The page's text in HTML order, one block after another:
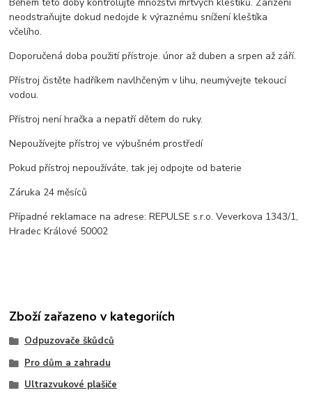
neodstraňujte dokud nedojde k výraznému snížení kleštíka
včelího.
Doporučená doba použití přístroje. únor až duben a srpen až září.
Přístroj čistěte hadříkem navlhčeným v lihu, neumývejte tekoucí
vodou.
Přístroj není hračka a nepatří dětem do ruky.
Nepoužívejte přístroj ve výbušném prostředí
Pokud přístroj nepoužíváte, tak jej odpojte od baterie
Záruka 24 měsíců
Případné reklamace na adrese: REPULSE s.r.o. Veverkova 1343/1,
Hradec Králové 50002
Zboží zařazeno v kategoriích
Odpuzovače škůdců
Pro dům a zahradu
Ultrazvukové plašiče